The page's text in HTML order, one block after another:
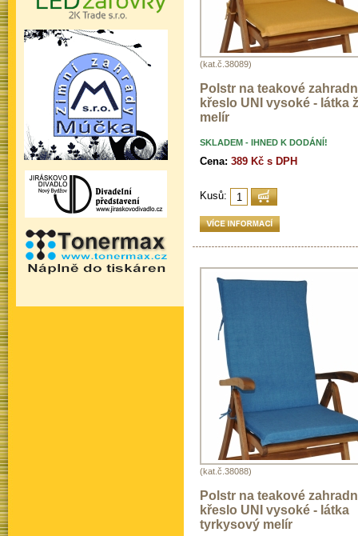
(kat.č.38089)
Polstr na teakové
křeslo UNI vysoké - látka
melír
SKLADEM - IHNED K DODÁNÍ!
Cena: 389 Kč s DPH
Kusů:
(kat.č.38088)
Polstr na teakové
křeslo UNI vysoké - látka
tyrkysový melír